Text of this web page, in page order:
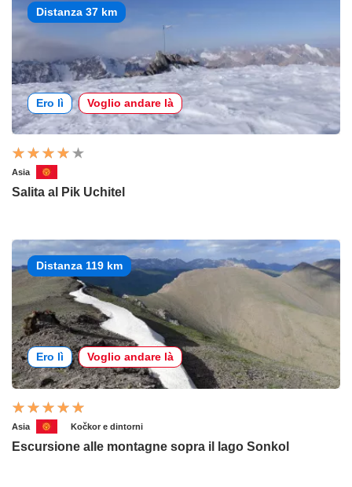
Distanza 37 km
Ero lì Voglio andare là
Asia
Salita al Pik Uchitel
Distanza 119 km
Ero lì Voglio andare là
Asia Kočkor e dintorni
Escursione alle montagne sopra il lago Sonkol